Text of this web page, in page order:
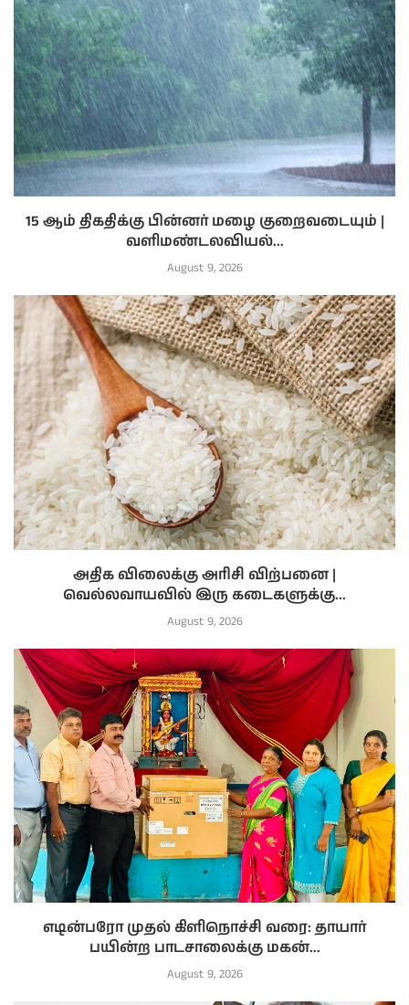
15 ஆம் திகதிக்கு பின்னர் மழை குறைவடையும் |
வளிமண்டலவியல்...
August 9, 2026
அதிக விலைக்கு அரிசி விற்பனை |
வெல்லவாயவில் இரு கடைகளுக்கு...
August 9, 2026
எடின்பரோ முதல் கிளிநொச்சி வரை: தாயார்
பயின்ற பாடசாலைக்கு மகன்...
August 9, 2026